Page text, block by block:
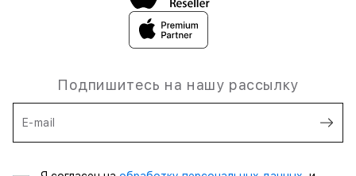
Подпишитесь на нашу рассылку
E-mail